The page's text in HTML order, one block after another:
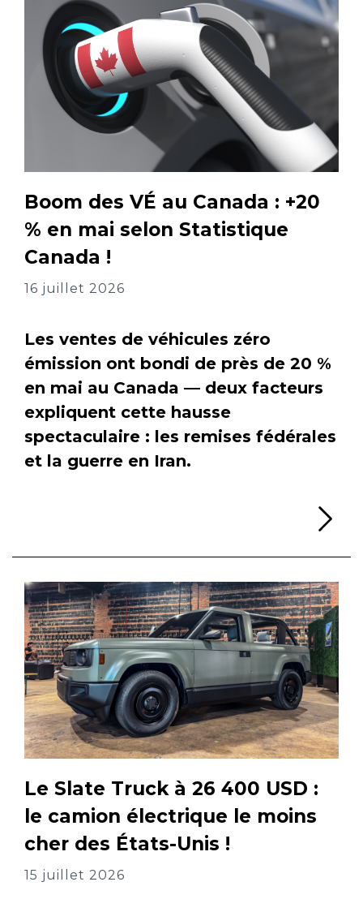
Boom des VÉ au Canada : +20
% en mai selon Statistique
Canada !
16 juillet 2026
Les ventes de véhicules zéro
émission ont bondi de près de 20 %
en mai au Canada — deux facteurs
expliquent cette hausse
spectaculaire : les remises fédérales
et la guerre en Iran.
Le Slate Truck à 26 400 USD :
le camion électrique le moins
cher des États-Unis !
15 juillet 2026